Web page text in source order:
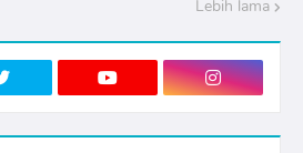
Lebih lama